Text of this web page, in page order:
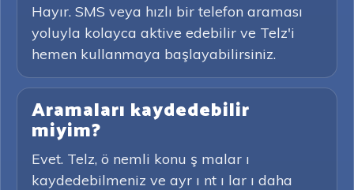
Hayır. SMS veya hızlı bir telefon araması
yoluyla kolayca aktive edebilir ve Telz'i
hemen kullanmaya başlayabilirsiniz.
Aramaları kaydedebilir
miyim?
Evet. Telz, ö nemli konu ş malar ı
kaydedebilmeniz ve ayr ı nt ı lar ı daha